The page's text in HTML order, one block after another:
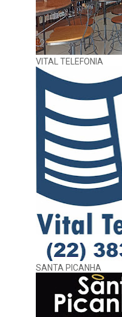
VITAL TELEFONIA
SANTA PICANHA